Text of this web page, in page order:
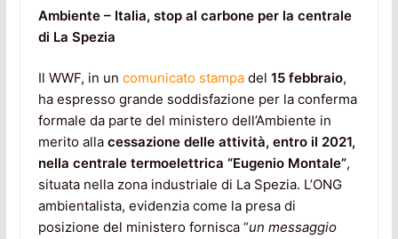
Ambiente – Italia, stop al carbone per la centrale
di La Spezia
Il WWF, in un comunicato stampadel 15 febbraio,
ha espresso grande soddisfazione per la conferma
formale da parte del ministero dell’Ambiente in
merito alla cessazione delle attività, entro il 2021,
nella centrale termoelettrica “Eugenio Montale”,
situata nella zona industriale di La Spezia. L’ONG
ambientalista, evidenzia come la presa di
posizione del ministero fornisca “un messaggio